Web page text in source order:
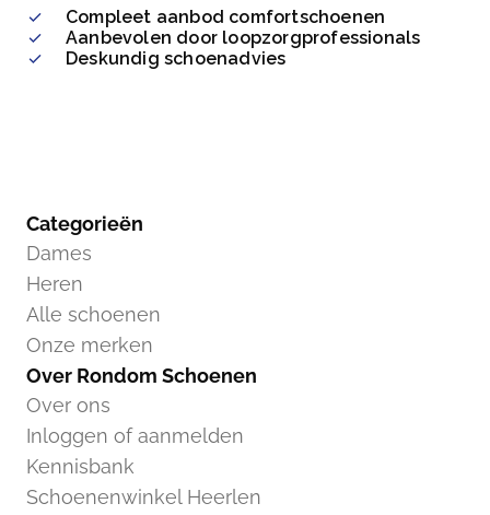
Compleet aanbod comfortschoenen
Aanbevolen door loopzorgprofessionals
Deskundig schoenadvies
Categorieën
Dames
Heren
Alle schoenen
Onze merken
Over Rondom Schoenen
Over ons
Inloggen of aanmelden
Kennisbank
Schoenenwinkel Heerlen